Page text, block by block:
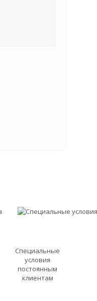
Специальные
условия
постоянным
клиентам